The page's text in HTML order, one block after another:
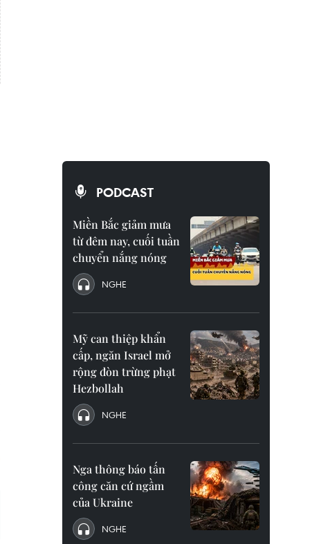
PODCAST
Miền Bắc giảm mưa
từ đêm nay, cuối tuần
chuyển nắng nóng
NGHE
Mỹ can thiệp khẩn
cấp, ngăn Israel mở
rộng đòn trừng phạt
Hezbollah
NGHE
Nga thông báo tấn
công căn cứ ngầm
của Ukraine
NGHE